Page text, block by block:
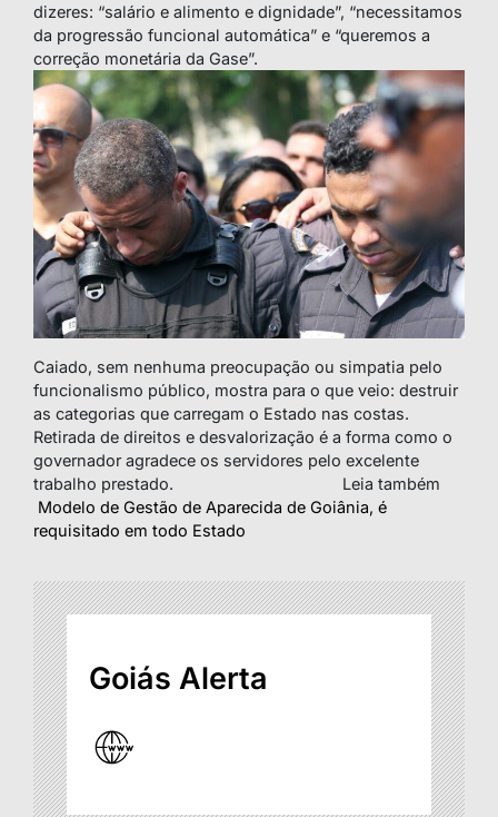
dizeres: “salário e alimento e dignidade”, “necessitamos
da progressão funcional automática” e “queremos a
correção monetária da Gase”.­
Caiado, sem nenhuma preocupação ou simpatia pelo
funcionalismo público, mostra para o que veio: destruir
as categorias que carregam o Estado nas costas.
Retirada de direitos e desvalorização é a forma como o
governador agradece os servidores pelo excelente
trabalho prestado.
Leia também
Modelo de Gestão de Aparecida de Goiânia, é
requisitado em todo Estado
Goiás Alerta